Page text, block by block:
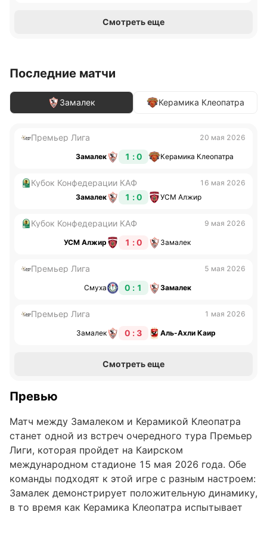
Смотреть еще
Последние матчи
Замалек Керамика Клеопатра
Премьер Лига 20 мая 2026
Замалек 1 : 0 Керамика Клеопатра
Кубок Конфедерации КАФ
16 мая 2026
Замалек
1 : 0 УСМ Алжир
Кубок Конфедерации КАФ 9 мая 2026
УСМ Алжир 1 : 0 Замалек
Премьер Лига 5 мая 2026
Смуха 0 : 1 Замалек
Премьер Лига 1 мая 2026
Замалек 0 : 3 Аль-Ахли Каир
Смотреть еще
Превью
Матч между Замалеком и Керамикой Клеопатра
станет одной из встреч очередного тура Премьер
Лиги, которая пройдет на Каирском
международном стадионе 15 мая 2026 года. Обе
команды подходят к этой игре с разным настроем:
Замалек демонстрирует положительную динамику,
в то время как Керамика Клеопатра испытывает